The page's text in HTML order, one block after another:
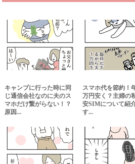
キャンプに行った時に同
じ通信会社なのに夫のス
マホだけ繋がらない！？
原因...
スマホ代を節約
万円安く？主婦の
安SIMについて紹
す...